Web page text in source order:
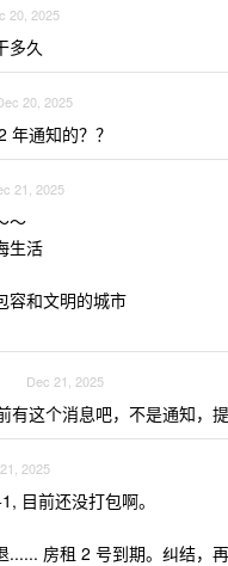
20, 2025
多久
20, 2025
年通知的？？
21, 2025
～
生活
容和文明的城市
Dec 21, 2025
有这个消息吧，不是通知，
2025
目前还没打包啊。
...... 房租 2 号到期。纠结，